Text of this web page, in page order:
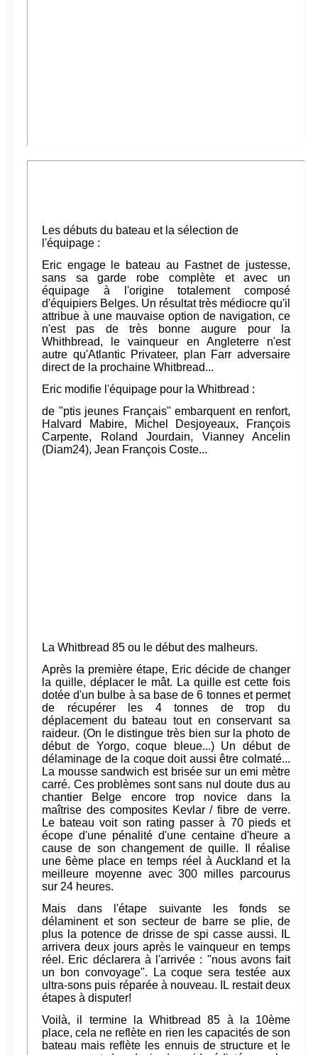
Les débuts du bateau et la sélection de
l'équipage :
Eric engage le bateau au Fastnet de justesse,
sans sa garde robe complète et avec un
équipage à l'origine totalement composé
d'équipiers Belges. Un résultat très médiocre qu'il
attribue à une mauvaise option de navigation, ce
n'est pas de très bonne augure pour la
Whithbread, le vainqueur en Angleterre n'est
autre qu'Atlantic Privateer, plan Farr adversaire
direct de la prochaine Whitbread...
Eric modifie l'équipage pour la Whitbread :
de "ptis jeunes Français" embarquent en renfort,
Halvard Mabire, Michel Desjoyeaux, François
Carpente, Roland Jourdain, Vianney Ancelin
(Diam24), Jean François Coste...
La Whitbread 85 ou le début des malheurs.
Après la première étape, Eric décide de changer
la quille, déplacer le mât. La quille est cette fois
dotée d'un bulbe à sa base de 6 tonnes et permet
de récupérer les 4 tonnes de trop du
déplacement du bateau tout en conservant sa
raideur. (On le distingue très bien sur la photo de
début de Yorgo, coque bleue...) Un début de
délaminage de la coque doit aussi être colmaté...
La mousse sandwich est brisée sur un emi mètre
carré. Ces problèmes sont sans nul doute dus au
chantier Belge encore trop novice dans la
maîtrise des composites Kevlar / fibre de verre.
Le bateau voit son rating passer à 70 pieds et
écope d'une pénalité d'une centaine d'heure a
cause de son changement de quille. Il réalise
une 6ème place en temps réel à Auckland et la
meilleure moyenne avec 300 milles parcourus
sur 24 heures.
Mais dans l'étape suivante les fonds se
délaminent et son secteur de barre se plie, de
plus la potence de drisse de spi casse aussi. IL
arrivera deux jours après le vainqueur en temps
réel. Eric déclarera à l'arrivée : "nous avons fait
un bon convoyage". La coque sera testée aux
ultra-sons puis réparée à nouveau. IL restait deux
étapes à disputer!
Voilà, il termine la Whitbread 85 à la 10ème
place, cela ne reflète en rien les capacités de son
bateau mais reflète les ennuis de structure et le